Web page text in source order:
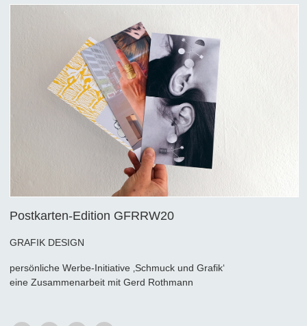
Postkarten-Edition GFRRW20
GRAFIK DESIGN
persönliche Werbe-Initiative ‚Schmuck und Grafik‘
eine Zusammenarbeit mit Gerd Rothmann